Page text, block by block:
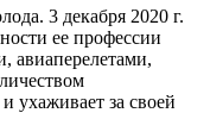
3 декабря 2020 г.
ее профессии
авиаперелетами,
ухаживает за своей